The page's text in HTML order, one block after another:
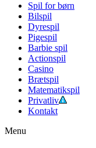
Spil for børn
Bilspil
Dyrespil
Pigespil
Barbie spil
Actionspil
Casino
Brætspil
Matematikspil
Privatliv
Kontakt
Menu